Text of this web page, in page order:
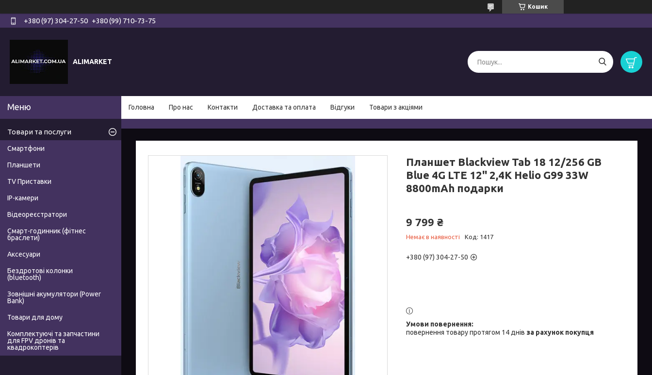
Кошик
+380 (97) 304-27-50 +380 (99) 710-73-75
ALIMARKET
Головна Про нас Контакти Доставка та оплата Відгуки Товари з акціями
Планшет Blackview Tab 18 12/256 GB
Blue 4G LTE 12'' 2,4K Helio G99 33W
8800mAh подарки
9 799 ₴
Немає в наявності Код: 1417
+380 (97) 304-27-50
повернення товару протягом 14 днів за рахунок покупця
Товари та послуги
Смартфони
Планшети
TV Приставки
IP-камери
Відеореєстратори
Смарт-годинник (фітнес
браслети)
Аксесуари
Бездротові колонки
(bluetooth)
Зовнішні акумулятори (Power
Bank)
Товари для дому
Комплектуючі та запчастини
для FPV дронів та
квадрокоптерів